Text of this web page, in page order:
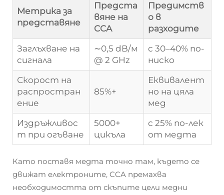
Метрика за
представяне
Предста
вяне на
CCA
Предимств
о в
разходите
Заглъхване на
сигнала
∼0,5 dB/м
@ 2 GHz
с 30–40% по-
ниско
Скорост на
распростран
ение
85%+
Еквивалент
но на цяла
мед
Издръжливос
т при огъване
5000+
цикъла
с 25% по-лек
от медта
Като поставя медта точно там, където се
движат електроните, CCA премахва
необходимостта от скъпите цели медни